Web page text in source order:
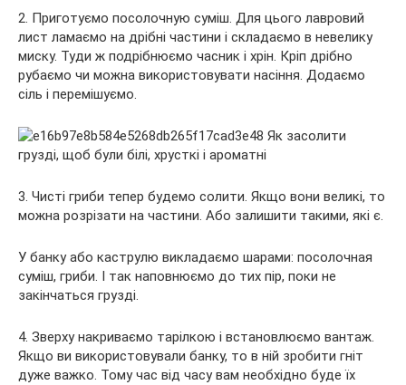
2. Приготуємо посолочную суміш. Для цього лавровий
лист ламаємо на дрібні частини і складаємо в невелику
миску. Туди ж подрібнюємо часник і хрін. Кріп дрібно
рубаємо чи можна використовувати насіння. Додаємо
сіль і перемішуємо.
3. Чисті гриби тепер будемо солити. Якщо вони великі, то
можна розрізати на частини. Або залишити такими, які є.
У банку або каструлю викладаємо шарами: посолочная
суміш, гриби. І так наповнюємо до тих пір, поки не
закінчаться грузді.
4. Зверху накриваємо тарілкою і встановлюємо вантаж.
Якщо ви використовували банку, то в ній зробити гніт
дуже важко. Тому час від часу вам необхідно буде їх